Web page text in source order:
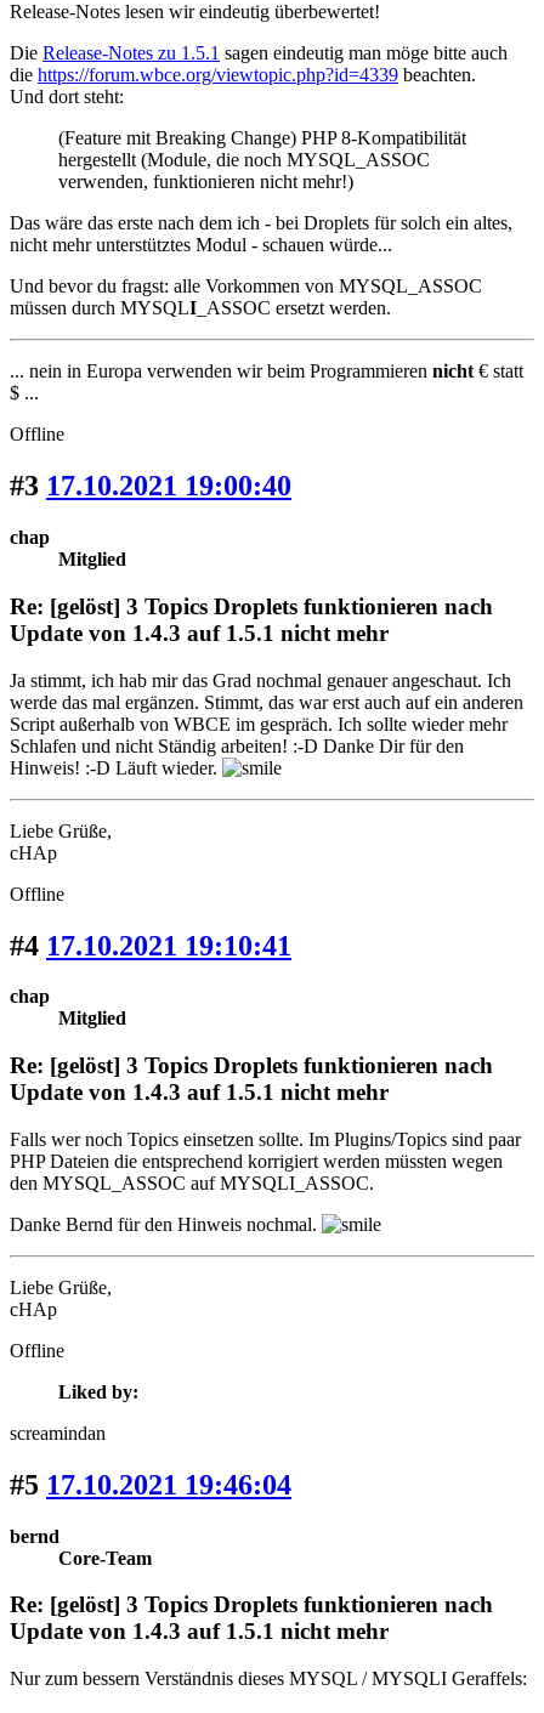
Release-Notes lesen wir eindeutig überbewertet!
Die Release-Notes zu 1.5.1 sagen eindeutig man möge bitte auch
die https://forum.wbce.org/viewtopic.php?id=4339 beachten.
Und dort steht:
(Feature mit Breaking Change) PHP 8-Kompatibilität
hergestellt (Module, die noch MYSQL_ASSOC
verwenden, funktionieren nicht mehr!)
Das wäre das erste nach dem ich - bei Droplets für solch ein altes,
nicht mehr unterstütztes Modul - schauen würde...
Und bevor du fragst: alle Vorkommen von MYSQL_ASSOC
müssen durch MYSQLI _ASSOC ersetzt werden.
... nein in Europa verwenden wir beim Programmieren nicht € statt
$ ...
Offline
#3 17.10.2021 19:00:40
chap
Mitglied
Re: [gelöst] 3 Topics Droplets funktionieren nach
Update von 1.4.3 auf 1.5.1 nicht mehr
Ja stimmt, ich hab mir das Grad nochmal genauer angeschaut. Ich
werde das mal ergänzen. Stimmt, das war erst auch auf ein anderen
Script außerhalb von WBCE im gespräch. Ich sollte wieder mehr
Schlafen und nicht Ständig arbeiten! :-D Danke Dir für den
Hinweis! :-D Läuft wieder.
Liebe Grüße,
cHAp
Offline
#4 17.10.2021 19:10:41
chap
Mitglied
Re: [gelöst] 3 Topics Droplets funktionieren nach
Update von 1.4.3 auf 1.5.1 nicht mehr
Falls wer noch Topics einsetzen sollte. Im Plugins/Topics sind paar
PHP Dateien die entsprechend korrigiert werden müssten wegen
den MYSQL_ASSOC auf MYSQLI_ASSOC.
Danke Bernd für den Hinweis nochmal.
Liebe Grüße,
cHAp
Offline
Liked by:
screamindan
#5 17.10.2021 19:46:04
bernd
Core-Team
Re: [gelöst] 3 Topics Droplets funktionieren nach
Update von 1.4.3 auf 1.5.1 nicht mehr
Nur zum bessern Verständnis dieses MYSQL / MYSQLI Geraffels: